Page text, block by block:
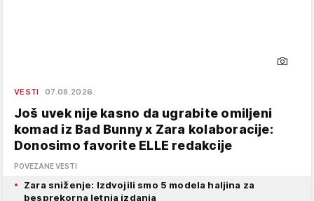
VESTI 07.08.2026.
Još uvek nije kasno da ugrabite omiljeni
komad iz Bad Bunny x Zara kolaboracije:
Donosimo favorite ELLE redakcije
POVEZANE VESTI
Zara sniženje: Izdvojili smo 5 modela haljina za
besprekorna letnja izdanja